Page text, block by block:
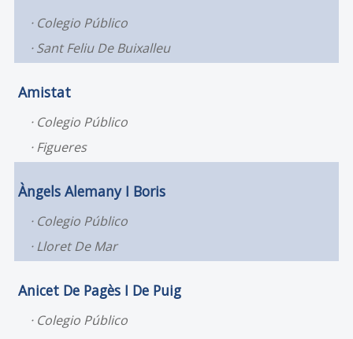
Colegio Público
Sant Feliu De Buixalleu
Amistat
Colegio Público
Figueres
Àngels Alemany I Boris
Colegio Público
Lloret De Mar
Anicet De Pagès I De Puig
Colegio Público